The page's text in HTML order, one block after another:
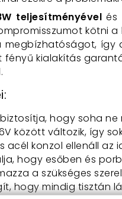
teljesítményével és
kötni
így
kialakítás
biztosítja, hogy soha
között változik, így
acél konzol ellenáll az
hogy esőben és
a szükséges
hogy mindig tisztán